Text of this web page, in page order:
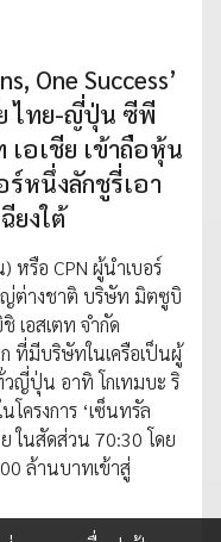
One Success’
ไทย-ญี่ปุ่น ซีพี
อเชีย เข้าถือหุ้น
ร์หนึ่งลักชูรี่เอา
ยงใต้
รือ CPN ผู้นำเบอร์
ต่างชาติ บริษัท มิตซูบิ
เอสเตท จำกัด
ที่มีบริษัทในเครือเป็นผู้
ญี่ปุ่น อาทิ โกเทมบะ ริ
ครงการ ‘เซ็นทรัล
ในสัดส่วน 70:30 โดย
ล้านบาทเข้าสู่